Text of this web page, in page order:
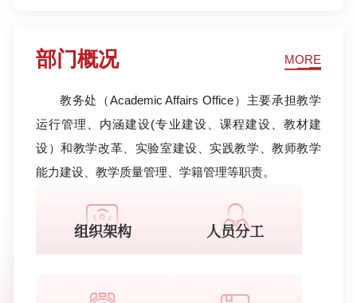
部门概况 MORE
教务处（Academic Affairs Office）主要承担教学
运行管理、内涵建设(专业建设、课程建设、教材建
设）和教学改革、实验室建设、实践教学、教师教学
能力建设、教学质量管理、学籍管理等职责。
组织架构 人员分工